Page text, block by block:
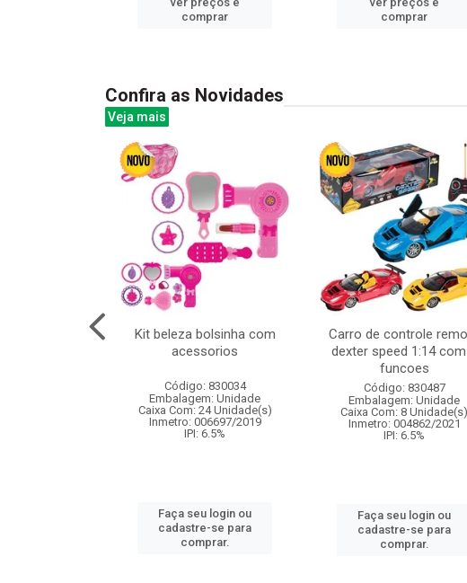
comprar
comprar
Confira as Novidades
Veja mais
Kit beleza bolsinha com
acessorios
Código: 830034
Embalagem: Unidade
Caixa Com: 24 Unidade(s)
Inmetro: 006697/2019
IPI: 6.5%
Faça seu login ou
cadastre-se para
comprar.
Carro de controle
dexter speed 1:14
funcoes
Código: 830487
Embalagem: Unidade
Caixa Com: 8 Unidade(s)
Inmetro: 004862/2021
IPI: 6.5%
Faça seu login ou
cadastre-se para
comprar.